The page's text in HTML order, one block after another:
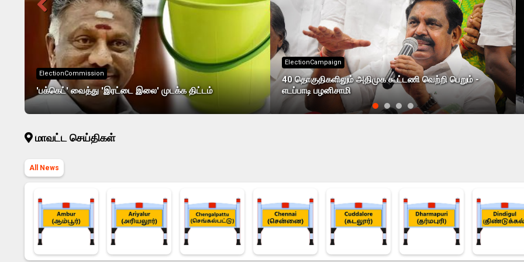
ElectionCommission
'பக்கெட்' வைத்து 'இரட்டை இலை' முடக்க திட்டம்
ElectionCampaign
40 தொகுதிகளிலும் அதிமுக கூட்டணி வெற்றி பெறும் -
எடப்பாடி பழனிசாமி
மாவட்ட செய்திகள்
All News